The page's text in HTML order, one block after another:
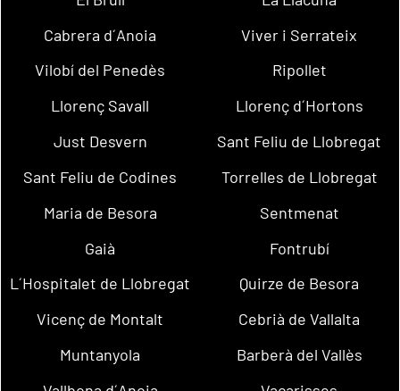
Cabrera d´Anoia
Viver i Serrateix
Vilobí del Penedès
Ripollet
Llorenç Savall
Llorenç d´Hortons
Just Desvern
Sant Feliu de Llobregat
Sant Feliu de Codines
Torrelles de Llobregat
Maria de Besora
Sentmenat
Gaià
Fontrubí
L´Hospitalet de Llobregat
Quirze de Besora
Vicenç de Montalt
Cebrià de Vallalta
Muntanyola
Barberà del Vallès